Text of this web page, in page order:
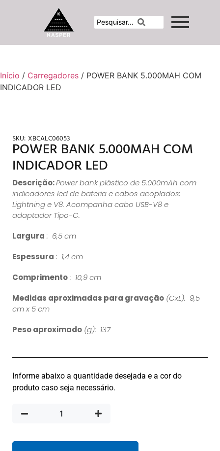
Início / Carregadores / POWER BANK 5.000MAH COM
INDICADOR LED
SKU: XBCALC06053
POWER BANK 5.000MAH COM
INDICADOR LED
Descrição:Power bank plástico de 5.000mAh com
indicadores led de bateria e cabos acoplados:
Lightning e V8. Acompanha cabo USB-V8 e
adaptador Tipo-C.
Largura : 6,5 cm
Espessura : 1,4 cm
Comprimento: 10,9 cm
Medidas aproximadas para gravação (CxL): 9,5
cm x 5 cm
Peso aproximado (g): 137
Informe abaixo a quantidade desejada e a cor do
produto caso seja necessário.